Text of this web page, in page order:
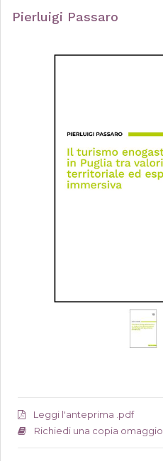
Pierluigi Passaro
Leggi l'anteprima .pdf
Richiedi una copia omaggio